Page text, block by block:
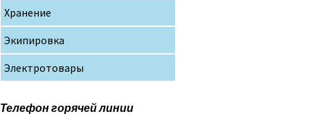
Хранение
Экипировка
Электротовары
Телефон горячей линии